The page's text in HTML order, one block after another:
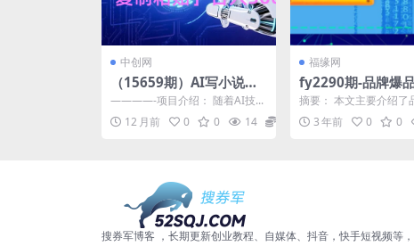
中创网
（15659期）AI写小说爆
火玩法，小白也能无脑操
作，复制粘贴日入300+
————-项目介绍： 随着AI技...
12 月前
0 0 14 0.99
福缘网
fy2290期-品牌爆
设计岗位进阶班：
面制作与复制
摘要： 本文主要介绍了
视觉设计岗位进阶班的课
容，重点讲解了爆款页
3 年前 0 0
搜券军博客 ，长期更新创业教程、自媒体、抖音，快手短视频等，